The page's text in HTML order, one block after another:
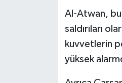
Al-Atwan,
saldırıları
kuvvetlerin
yüksek